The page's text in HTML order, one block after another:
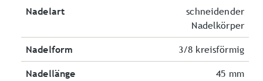
Nadelart
schneidender
Nadelkörper
Nadelform 3/8 kreisförmig
Nadellänge 45 mm